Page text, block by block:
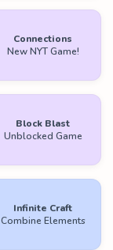
Connections
New NYT Game!
Block Blast
Unblocked Game
Infinite Craft
Combine Elements